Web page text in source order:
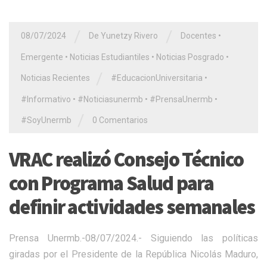
08/07/2024 De Yunetzy Rivero Docentes •
Emergente • Noticias Estudiantiles • Noticias Posgrado •
Noticias Recientes #EducacionUniversitaria •
#Informativo • #Noticiasunermb • #PrensaUnermb •
#SoyUnermb 0 Comentarios
VRAC realizó Consejo Técnico
con Programa Salud para
definir actividades semanales
Prensa Unermb.-08/07/2024.- Siguiendo las políticas
giradas por el Presidente de la República Nicolás Maduro,